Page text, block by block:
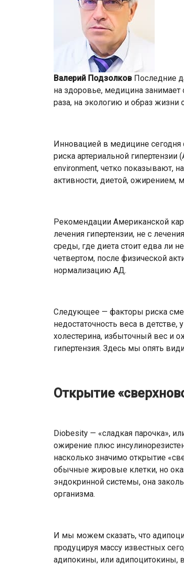
Валерий Подзолков Последние
на здоровье, медицина
раза, на экологию и образ жизни
Инновацией в медицине сегодня
риска артериальной
environment, четко показывают,
активности, диетой, ожирением,
Рекомендации Американской
лечения гипертензии, не с
среды, где диета стоит едва ли
четвертом, после физической
нормализацию АД.
Следующее — факторы риска
недостаточность веса в
холестерина, избыточный вес и
гипертензия. Здесь мы опять
Открытие
Diobesity — «сладкая парочка»,
ожирение плюс
насколько значимо открытие
обычные жировые клетки, но
эндокринной системы, она
организма.
И мы можем сказать, что
продуцируя массу известных
адипокины, или адипоцитокины,